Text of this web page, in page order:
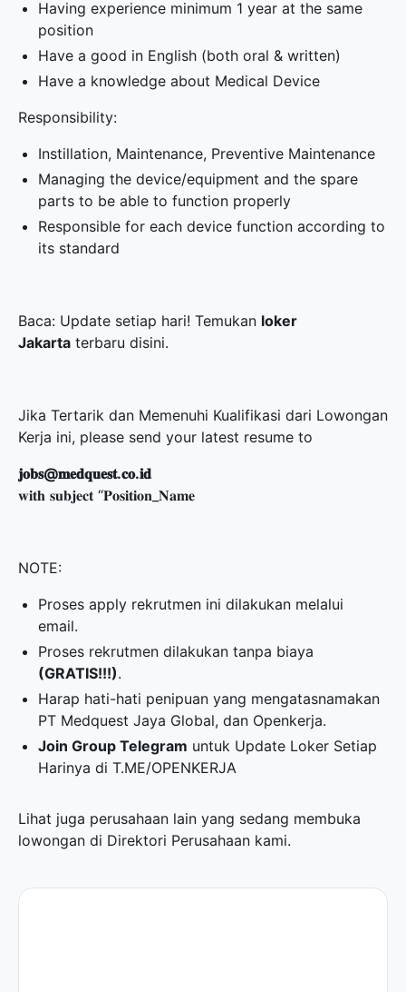
Having experience minimum 1 year at the same
position
Have a good in English (both oral & written)
Have a knowledge about Medical Device
Responsibility:
Instillation, Maintenance, Preventive Maintenance
Managing the device/equipment and the spare
parts to be able to function properly
Responsible for each device function according to
its standard
Baca: Update setiap hari! Temukan loker
Jakarta terbaru disini.
Jika Tertarik dan Memenuhi Kualifikasi dari Lowongan
Kerja ini, please send your latest resume to
𝐣𝐨𝐛𝐬@𝐦𝐞𝐝𝐪𝐮𝐞𝐬𝐭.𝐜𝐨.𝐢𝐝
𝐰𝐢𝐭𝐡 𝐬𝐮𝐛𝐣𝐞𝐜𝐭 “𝐏𝐨𝐬𝐢𝐭𝐢𝐨𝐧_𝐍𝐚𝐦𝐞
NOTE:
Proses apply rekrutmen ini dilakukan melalui
email.
Proses rekrutmen dilakukan tanpa biaya
(GRATIS!!!).
Harap hati-hati penipuan yang mengatasnamakan
PT Medquest Jaya Global, dan Openkerja.
Join Group Telegram untuk Update Loker Setiap
Harinya diT.ME/OPENKERJA
Lihat juga perusahaan lain yang sedang membuka
lowongan di Direktori Perusahaan kami.